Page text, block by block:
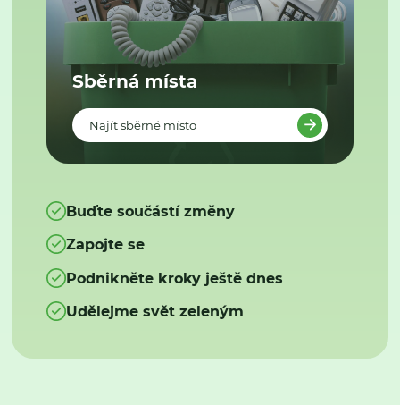
Sběrná místa
Najít sběrné místo
Buďte součástí změny
Zapojte se
Podnikněte kroky ještě dnes
Udělejme svět zeleným